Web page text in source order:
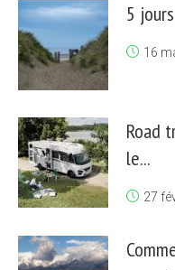
5
16
Road
le...
27